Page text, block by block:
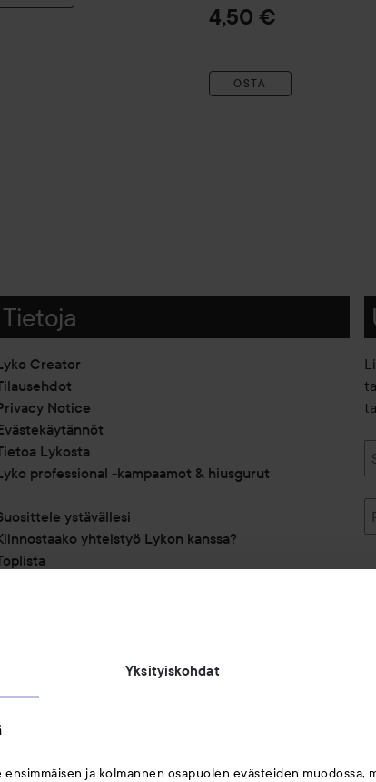
Yksityiskohdat
ja kolmannen osapuolen evästeiden muodossa,
4,50 €
OSTA
Tietoja
Creator
Notice
Lykosta
professional -kampaamot & hiusgurut
ystävällesi
yhteistyö Lykon kanssa?